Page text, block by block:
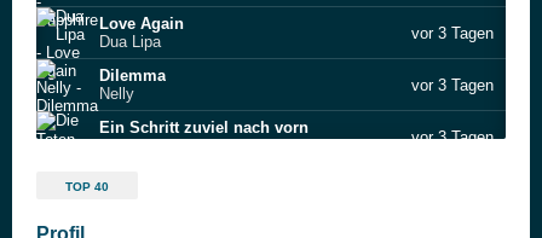
Love Again
Dua Lipa
vor 3 Tagen
Dilemma
Nelly
vor 3 Tagen
Ein Schritt zuviel nach vorn
vor 3 Tagen
We're Going To Ibiza
TOP 40
Profil